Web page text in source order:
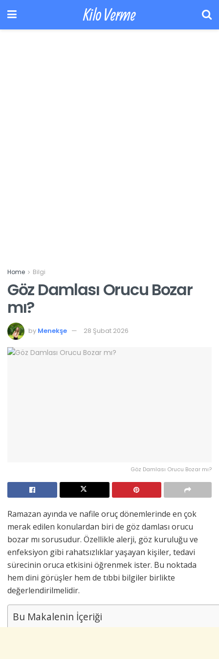
Kilo Verme
Home Bilgi
Göz Damlası Orucu Bozar
mı?
by Menekşe 28 Şubat 2026
Göz Damlası Orucu Bozar mı?
Ramazan ayında ve nafile oruç dönemlerinde en çok
merak edilen konulardan biri de göz damlası orucu
bozar mı sorusudur. Özellikle alerji, göz kuruluğu ve
enfeksiyon gibi rahatsızlıklar yaşayan kişiler, tedavi
sürecinin oruca etkisini öğrenmek ister. Bu noktada
hem dini görüşler hem de tıbbi bilgiler birlikte
değerlendirilmelidir.
Bu Makalenin İçeriği